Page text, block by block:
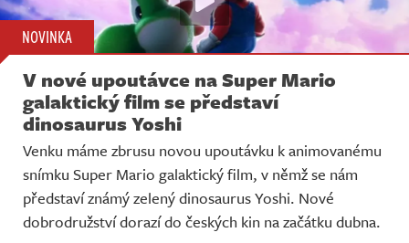
NOVINKA
V nové upoutávce na Super Mario
galaktický film se představí
dinosaurus Yoshi
Venku máme zbrusu novou upoutávku k animovanému
snímku Super Mario galaktický film, v němž se nám
představí známý zelený dinosaurus Yoshi. Nové
dobrodružství dorazí do českých kin na začátku dubna.